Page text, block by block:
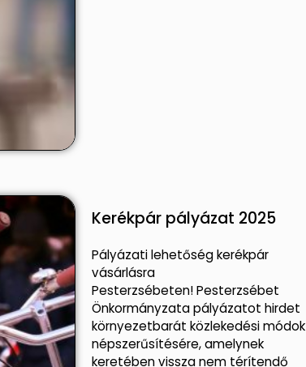
Kerékpár pályázat 2025
Pályázati lehetőség kerékpár
vásárlásra
Pesterzsébeten! Pesterzsébet
Önkormányzata pályázatot hirdet
környezetbarát közlekedési módok
népszerűsítésére, amelynek
keretében vissza nem térítendő